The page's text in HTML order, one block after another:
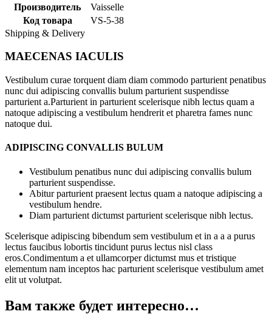
Производитель
Vaisselle
Код товара
VS-5-38
Shipping & Delivery
MAECENAS IACULIS
Vestibulum curae torquent diam diam commodo parturient penatibus
nunc dui adipiscing convallis bulum parturient suspendisse
parturient a.Parturient in parturient scelerisque nibh lectus quam a
natoque adipiscing a vestibulum hendrerit et pharetra fames nunc
natoque dui.
ADIPISCING CONVALLIS BULUM
Vestibulum penatibus nunc dui adipiscing convallis bulum
parturient suspendisse.
Abitur parturient praesent lectus quam a natoque adipiscing a
vestibulum hendre.
Diam parturient dictumst parturient scelerisque nibh lectus.
Scelerisque adipiscing bibendum sem vestibulum et in a a a purus
lectus faucibus lobortis tincidunt purus lectus nisl class
eros.Condimentum a et ullamcorper dictumst mus et tristique
elementum nam inceptos hac parturient scelerisque vestibulum amet
elit ut volutpat.
Вам также будет интересно…